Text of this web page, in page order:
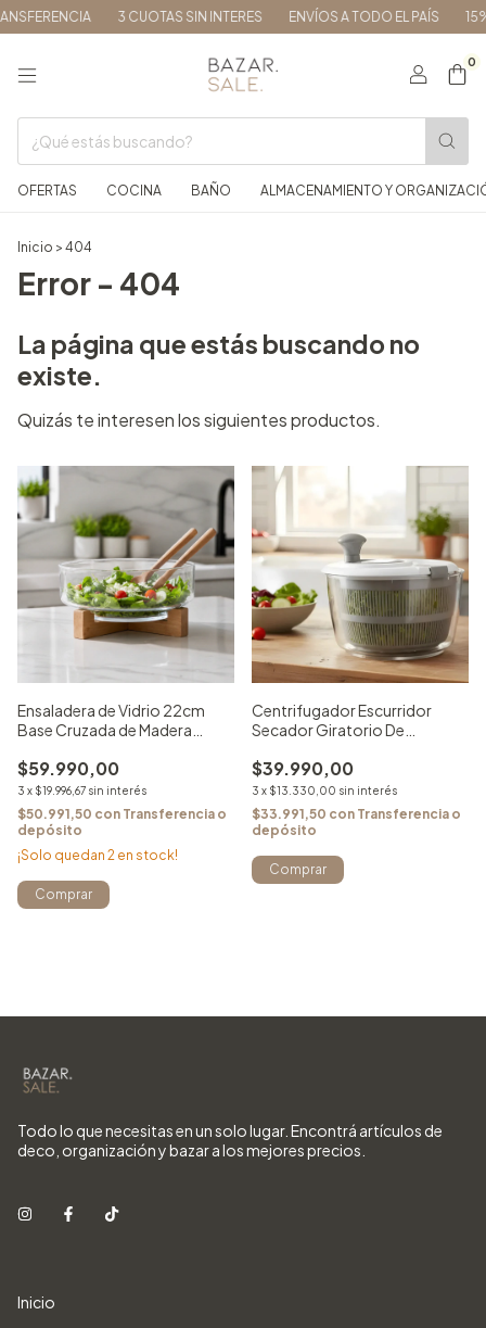
3 CUOTAS SIN INTERES ENVÍOS A TODO EL PAÍS
0
OFERTAS COCINA BAÑO ALMACENAMIENTO Y
Inicio > 404
Error - 404
La página que estás buscando no
existe.
Quizás te interesen los siguientes productos.
Ensaladera de Vidrio 22cm
Base Cruzada de Madera
$59.990,00
3 x $19.996,67 sin interés
$50.991,50 con Transferencia o
depósito
¡Solo quedan 2 en stock!
Centrifugador Escurridor
Secador Giratorio De
$39.990,00
3 x $13.330,00 sin interés
$33.991,50 con Transferencia o
depósito
Todo lo que necesitas en un solo lugar. Encontrá artículos de
deco, organización y bazar a los mejores precios.
Inicio